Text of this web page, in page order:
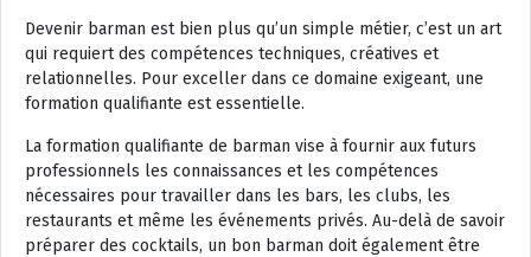
Devenir barman est bien plus qu’un simple métier, c’est un art
qui requiert des compétences techniques, créatives et
relationnelles. Pour exceller dans ce domaine exigeant, une
formation qualifiante est essentielle.
La formation qualifiante de barman vise à fournir aux futurs
professionnels les connaissances et les compétences
nécessaires pour travailler dans les bars, les clubs, les
restaurants et même les événements privés. Au-delà de savoir
préparer des cocktails, un bon barman doit également être